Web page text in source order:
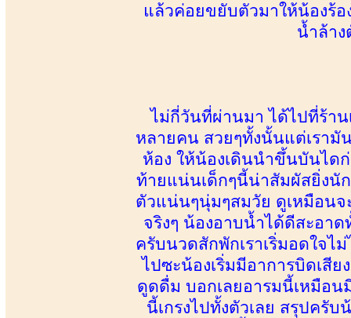
แล้วค่อยขยับตัวมาให้น้องร้อ
น้ำล้า
ไม่กี่วันที่ผ่านมา ได้ไปที่ร้า
หลายคน สวยๆทั้งนั้นแต่เรา
ห้อง ให้น้องเดินนำขึ้นบันได
ท้ายแน่นเด็กๆนี้น่าสัมผัสยิ่งนั
ตัวแน่นๆนุ่มๆสมวัย ดูเหมือนจ
จริงๆ น้องอาบน้ำได้ดีสะอา
ครับนวดสักพักเราเริ่มอดใจไ
ไปซะน้องเริ่มมีอาการบิดเสี
ดูดดื่ม บอกเลยอารมนี้เหมือ
นี้เกรงไปทั้งตัวเลย สรุปครั